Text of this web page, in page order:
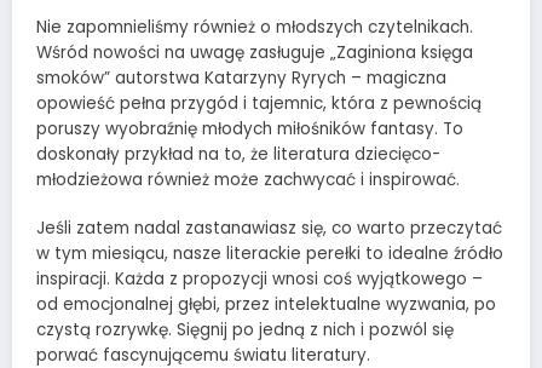
Nie zapomnieliśmy również o młodszych czytelnikach.
Wśród nowości na uwagę zasługuje „Zaginiona księga
smoków” autorstwa Katarzyny Ryrych – magiczna
opowieść pełna przygód i tajemnic, która z pewnością
poruszy wyobraźnię młodych miłośników fantasy. To
doskonały przykład na to, że literatura dziecięco-
młodzieżowa również może zachwycać i inspirować.
Jeśli zatem nadal zastanawiasz się, co warto przeczytać
w tym miesiącu, nasze literackie perełki to idealne źródło
inspiracji. Każda z propozycji wnosi coś wyjątkowego –
od emocjonalnej głębi, przez intelektualne wyzwania, po
czystą rozrywkę. Sięgnij po jedną z nich i pozwól się
porwać fascynującemu światu literatury.